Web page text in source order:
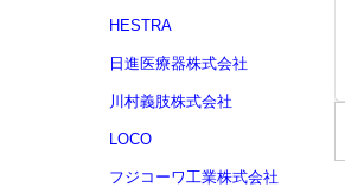
HESTRA
日進医療器株式会社
川村義肢株式会社
LOCO
フジコーワ工業株式会社